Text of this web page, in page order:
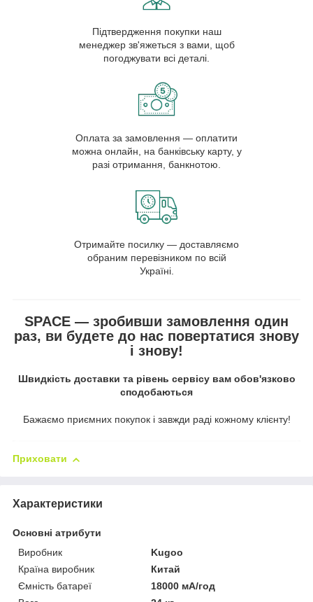
Підтвердження покупки наш
менеджер зв'яжеться з вами, щоб
погоджувати всі деталі.
Оплата за замовлення — оплатити
можна онлайн, на банківську карту, у
разі отримання, банкнотою.
Отримайте посилку — доставляємо
обраним перевізником по всій
Україні.
SPACE — зробивши замовлення один
раз, ви будете до нас повертатися знову
і знову!
Швидкість доставки та рівень сервісу вам обов'язково
сподобаються
Бажаємо приємних покупок і завжди раді кожному клієнту!
Приховати
Характеристики
Основні атрибути
Виробник
Kugoo
Країна виробник
Китай
Ємність батареї
18000 мА/год